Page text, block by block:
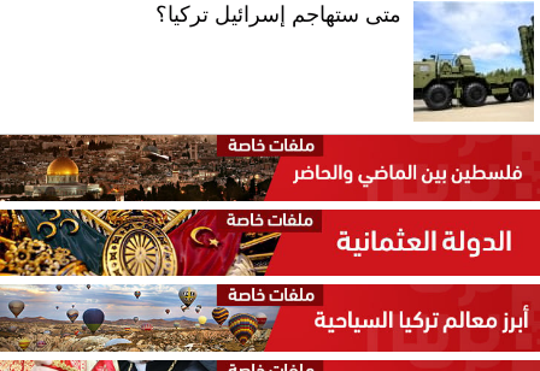
متى ستهاجم إسرائيل تركيا؟